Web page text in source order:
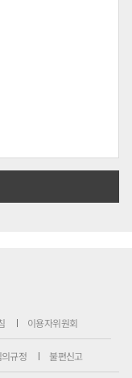
이용자위원회
규정 불편신고